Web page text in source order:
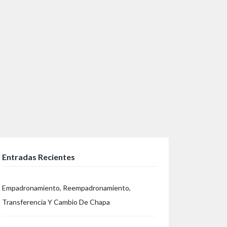
Entradas Recientes
Empadronamiento, Reempadronamiento,
Transferencia Y Cambio De Chapa